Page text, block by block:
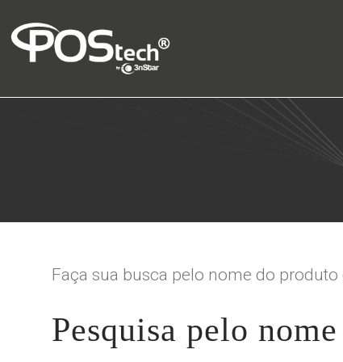
Faça sua busca pelo nome do
Pesquisa pelo